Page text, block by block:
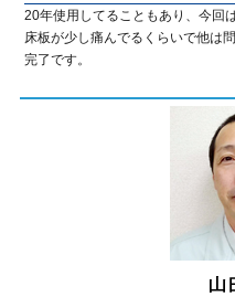
20年使用してることもあり、今回
床板が少し痛んでるくらいで他は
完了です。